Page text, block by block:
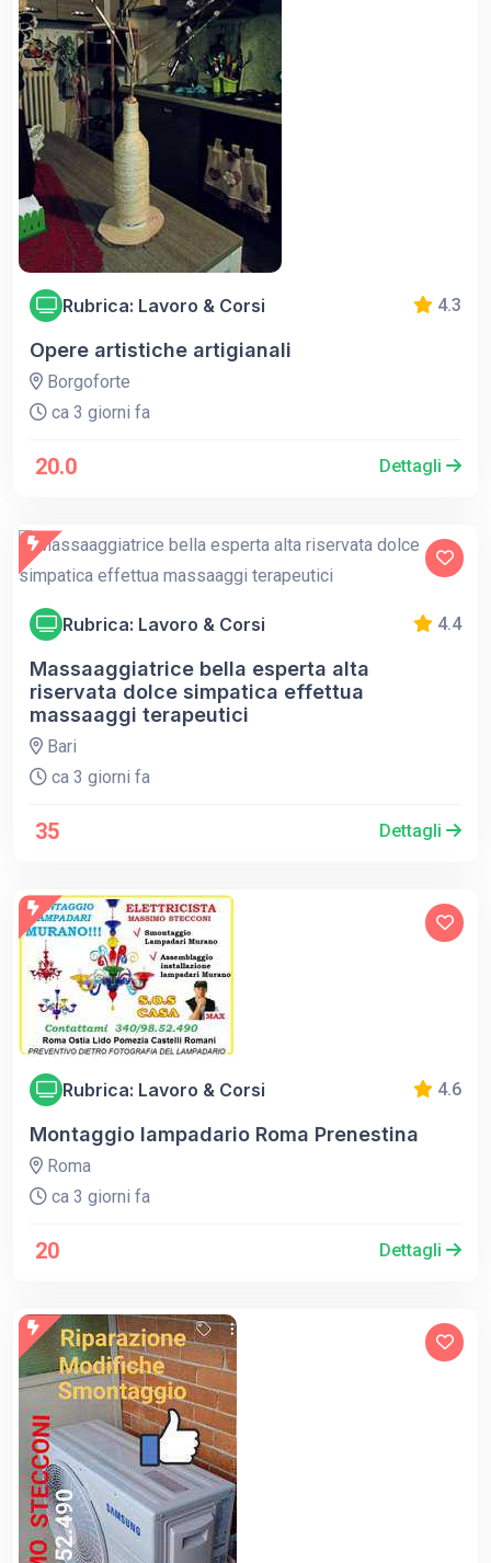
Rubrica: Lavoro & Corsi 4.3
Opere artistiche artigianali
Borgoforte
ca 3 giorni fa
20.0 Dettagli
Rubrica: Lavoro & Corsi 4.4
Massaaggiatrice bella esperta alta
riservata dolce simpatica effettua
massaaggi terapeutici
Bari
ca 3 giorni fa
35 Dettagli
Rubrica: Lavoro & Corsi 4.6
Montaggio lampadario Roma Prenestina
Roma
ca 3 giorni fa
20 Dettagli